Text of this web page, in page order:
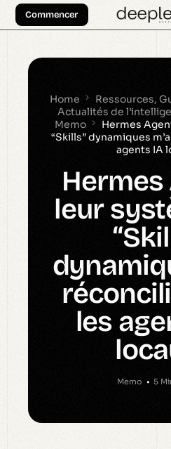
Commencer
Home
Ressources,
Actualités de
Memo
Hermes
“Skills” dynamiques
agents IA
Hermes
leur
les
Memo 5